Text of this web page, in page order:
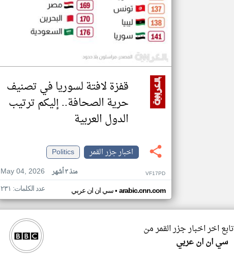
قفزة لافتة لسوريا في تصنيف
حرية الصحافة.. إليكم ترتيب
الدول العربية
اخبار جزر القمر
Politics
May 04, 2026
منذ ٣ أشهر VF17PD
سي ان ان عربي• arabic.cnn.com عدد الكلمات: ٢٣١
تابع اخر اخبار جزر القمر من
سي ان ان عربي